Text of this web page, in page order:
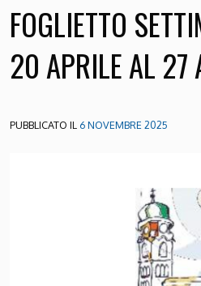
FOGLIETTO
20 APRILE AL
PUBBLICATO IL 6 NOVEMBRE 2025